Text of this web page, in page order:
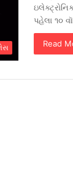
પહેલા ૧૦
Read